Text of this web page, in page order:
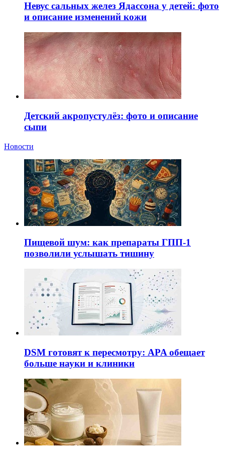
Невус сальных желез Ядассона у детей: фото
и описание изменений кожи
Детский акропустулёз: фото и описание
сыпи
Новости
Пищевой шум: как препараты ГПП-1
позволили услышать тишину
DSM готовят к пересмотру: APA обещает
больше науки и клиники